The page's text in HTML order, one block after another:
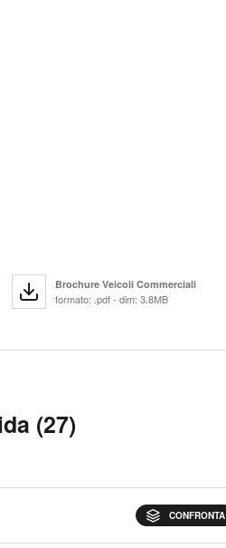
Brochure Veicoli Commerciali
formato: .pdf - dim: 3.8MB
(27)
CONFRONTA